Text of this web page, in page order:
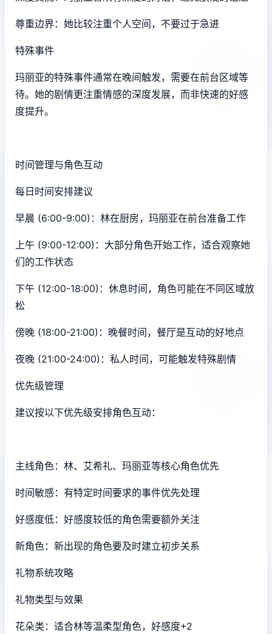
尊重边界：她比较注重个人空间，不要过于急进
特殊事件
玛丽亚的特殊事件通常在晚间触发，需要在前台区域等
待。她的剧情更注重情感的深度发展，而非快速的好感
度提升。
时间管理与角色互动
每日时间安排建议
早晨 (6:00-9:00)：林在厨房，玛丽亚在前台准备工作
上午 (9:00-12:00)：大部分角色开始工作，适合观察她
们的工作状态
下午 (12:00-18:00)：休息时间，角色可能在不同区域放
松
傍晚 (18:00-21:00)：晚餐时间，餐厅是互动的好地点
夜晚 (21:00-24:00)：私人时间，可能触发特殊剧情
优先级管理
建议按以下优先级安排角色互动：
主线角色：林、艾希礼、玛丽亚等核心角色优先
时间敏感：有特定时间要求的事件优先处理
好感度低：好感度较低的角色需要额外关注
新角色：新出现的角色要及时建立初步关系
礼物系统攻略
礼物类型与效果
花朵类：适合林等温柔型角色，好感度+2